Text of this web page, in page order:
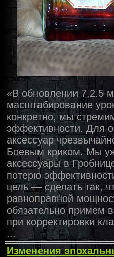
«В обновлении 7.2.5
масштабирование
конкретно, мы
эффективности. Для
аксессуар
Боевым криком. Мы
аксессуары в
потерю
цель — сделать так,
равноправной
обязательно примем
при корректировки
...
Изменения